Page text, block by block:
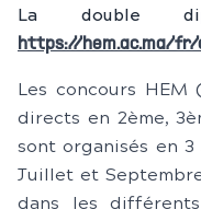
La double
https://hem.ac.ma/
Les concours HEM
directs en 2ème,
sont organisés en
Juillet et
dans les différents